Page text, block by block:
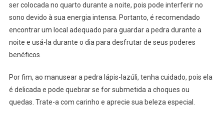
ser colocada no quarto durante a noite, pois pode interferir no
sono devido à sua energia intensa. Portanto, é recomendado
encontrar um local adequado para guardar a pedra durante a
noite e usá-la durante o dia para desfrutar de seus poderes
benéficos.
Por fim, ao manusear a pedra lápis-lazúli, tenha cuidado, pois ela
é delicada e pode quebrar se for submetida a choques ou
quedas. Trate-a com carinho e aprecie sua beleza especial.